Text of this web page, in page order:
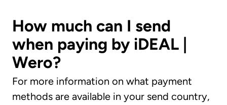
How much can I send
when paying by iDEAL |
Wero?
For more information on what payment
methods are available in your send country,